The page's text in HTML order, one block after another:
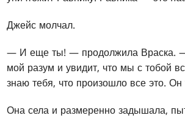
Джейс молчал.
— И еще ты! — продолжила Враска. —
мой разум и увидит, что мы с тобой
знаю тебя, что произошло все это. Он
Она села и размеренно задышала,